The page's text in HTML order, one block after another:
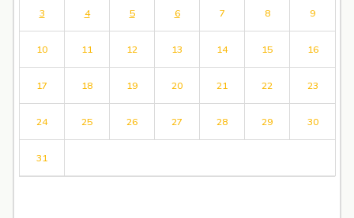
3 4 5 6 7 8 9
10 11 12 13 14 15 16
17 18 19 20 21 22 23
24 25 26 27 28 29 30
31